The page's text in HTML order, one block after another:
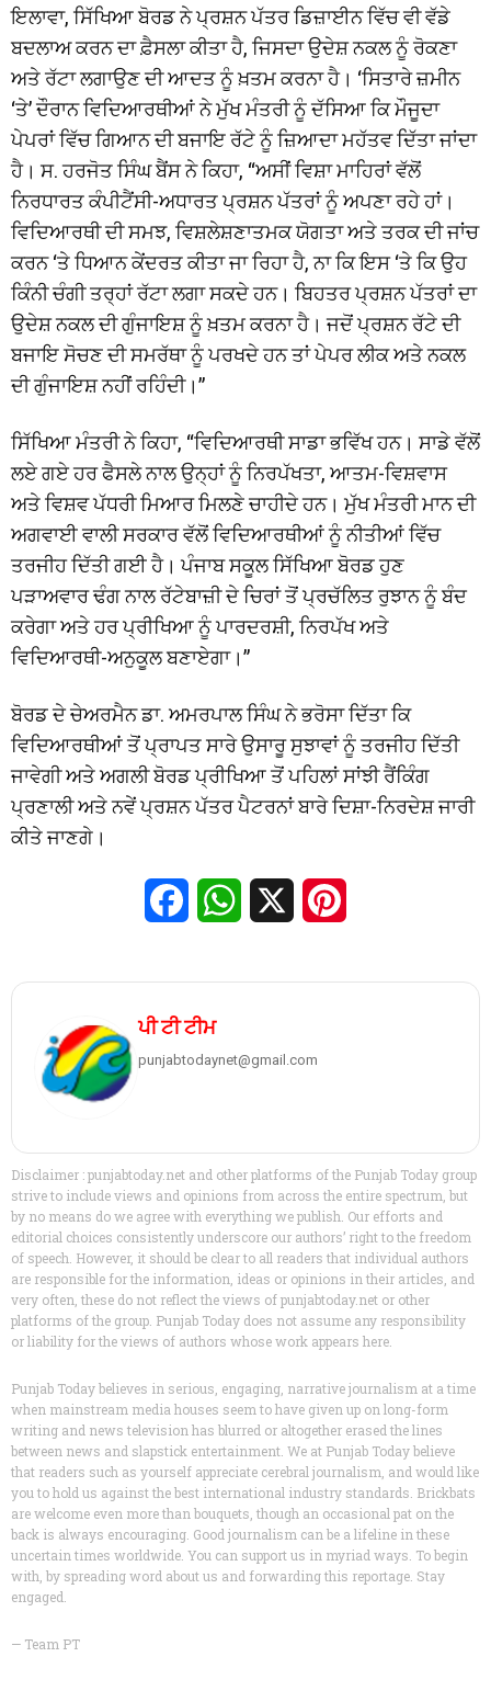
ਇਲਾਵਾ, ਸਿੱਖਿਆ ਬੋਰਡ ਨੇ ਪ੍ਰਸ਼ਨ ਪੱਤਰ ਡਿਜ਼ਾਈਨ ਵਿੱਚ ਵੀ ਵੱਡੇ
ਬਦਲਾਅ ਕਰਨ ਦਾ ਫ਼ੈਸਲਾ ਕੀਤਾ ਹੈ, ਜਿਸਦਾ ਉਦੇਸ਼ ਨਕਲ ਨੂੰ ਰੋਕਣਾ
ਅਤੇ ਰੱਟਾ ਲਗਾਉਣ ਦੀ ਆਦਤ ਨੂੰ ਖ਼ਤਮ ਕਰਨਾ ਹੈ। ‘ਸਿਤਾਰੇ ਜ਼ਮੀਨ
‘ਤੇ’ ਦੌਰਾਨ ਵਿਦਿਆਰਥੀਆਂ ਨੇ ਮੁੱਖ ਮੰਤਰੀ ਨੂੰ ਦੱਸਿਆ ਕਿ ਮੌਜੂਦਾ
ਪੇਪਰਾਂ ਵਿੱਚ ਗਿਆਨ ਦੀ ਬਜਾਇ ਰੱਟੇ ਨੂੰ ਜ਼ਿਆਦਾ ਮਹੱਤਵ ਦਿੱਤਾ ਜਾਂਦਾ
ਹੈ। ਸ. ਹਰਜੋਤ ਸਿੰਘ ਬੈਂਸ ਨੇ ਕਿਹਾ, “ਅਸੀਂ ਵਿਸ਼ਾ ਮਾਹਿਰਾਂ ਵੱਲੋਂ
ਨਿਰਧਾਰਤ ਕੰਪੀਟੈਂਸੀ-ਅਧਾਰਤ ਪ੍ਰਸ਼ਨ ਪੱਤਰਾਂ ਨੂੰ ਅਪਣਾ ਰਹੇ ਹਾਂ।
ਵਿਦਿਆਰਥੀ ਦੀ ਸਮਝ, ਵਿਸ਼ਲੇਸ਼ਣਾਤਮਕ ਯੋਗਤਾ ਅਤੇ ਤਰਕ ਦੀ ਜਾਂਚ
ਕਰਨ ‘ਤੇ ਧਿਆਨ ਕੇਂਦਰਤ ਕੀਤਾ ਜਾ ਰਿਹਾ ਹੈ, ਨਾ ਕਿ ਇਸ ‘ਤੇ ਕਿ ਉਹ
ਕਿੰਨੀ ਚੰਗੀ ਤਰ੍ਹਾਂ ਰੱਟਾ ਲਗਾ ਸਕਦੇ ਹਨ। ਬਿਹਤਰ ਪ੍ਰਸ਼ਨ ਪੱਤਰਾਂ ਦਾ
ਉਦੇਸ਼ ਨਕਲ ਦੀ ਗੁੰਜਾਇਸ਼ ਨੂੰ ਖ਼ਤਮ ਕਰਨਾ ਹੈ। ਜਦੋਂ ਪ੍ਰਸ਼ਨ ਰੱਟੇ ਦੀ
ਬਜਾਇ ਸੋਚਣ ਦੀ ਸਮਰੱਥਾ ਨੂੰ ਪਰਖਦੇ ਹਨ ਤਾਂ ਪੇਪਰ ਲੀਕ ਅਤੇ ਨਕਲ
ਦੀ ਗੁੰਜਾਇਸ਼ ਨਹੀਂ ਰਹਿੰਦੀ।”
ਸਿੱਖਿਆ ਮੰਤਰੀ ਨੇ ਕਿਹਾ, “ਵਿਦਿਆਰਥੀ ਸਾਡਾ ਭਵਿੱਖ ਹਨ। ਸਾਡੇ ਵੱਲੋਂ
ਲਏ ਗਏ ਹਰ ਫੈਸਲੇ ਨਾਲ ਉਨ੍ਹਾਂ ਨੂੰ ਨਿਰਪੱਖਤਾ, ਆਤਮ-ਵਿਸ਼ਵਾਸ
ਅਤੇ ਵਿਸ਼ਵ ਪੱਧਰੀ ਮਿਆਰ ਮਿਲਣੇ ਚਾਹੀਦੇ ਹਨ। ਮੁੱਖ ਮੰਤਰੀ ਮਾਨ ਦੀ
ਅਗਵਾਈ ਵਾਲੀ ਸਰਕਾਰ ਵੱਲੋਂ ਵਿਦਿਆਰਥੀਆਂ ਨੂੰ ਨੀਤੀਆਂ ਵਿੱਚ
ਤਰਜੀਹ ਦਿੱਤੀ ਗਈ ਹੈ। ਪੰਜਾਬ ਸਕੂਲ ਸਿੱਖਿਆ ਬੋਰਡ ਹੁਣ
ਪੜਾਅਵਾਰ ਢੰਗ ਨਾਲ ਰੱਟੇਬਾਜ਼ੀ ਦੇ ਚਿਰਾਂ ਤੋਂ ਪ੍ਰਚੱਲਿਤ ਰੁਝਾਨ ਨੂੰ ਬੰਦ
ਕਰੇਗਾ ਅਤੇ ਹਰ ਪ੍ਰੀਖਿਆ ਨੂੰ ਪਾਰਦਰਸ਼ੀ, ਨਿਰਪੱਖ ਅਤੇ
ਵਿਦਿਆਰਥੀ-ਅਨੁਕੂਲ ਬਣਾਏਗਾ।”
ਬੋਰਡ ਦੇ ਚੇਅਰਮੈਨ ਡਾ. ਅਮਰਪਾਲ ਸਿੰਘ ਨੇ ਭਰੋਸਾ ਦਿੱਤਾ ਕਿ
ਵਿਦਿਆਰਥੀਆਂ ਤੋਂ ਪ੍ਰਾਪਤ ਸਾਰੇ ਉਸਾਰੂ ਸੁਝਾਵਾਂ ਨੂੰ ਤਰਜੀਹ ਦਿੱਤੀ
ਜਾਵੇਗੀ ਅਤੇ ਅਗਲੀ ਬੋਰਡ ਪ੍ਰੀਖਿਆ ਤੋਂ ਪਹਿਲਾਂ ਸਾਂਝੀ ਰੈਂਕਿੰਗ
ਪ੍ਰਣਾਲੀ ਅਤੇ ਨਵੇਂ ਪ੍ਰਸ਼ਨ ਪੱਤਰ ਪੈਟਰਨਾਂ ਬਾਰੇ ਦਿਸ਼ਾ-ਨਿਰਦੇਸ਼ ਜਾਰੀ
ਕੀਤੇ ਜਾਣਗੇ।
FacebookWhatsApp
ਪੀ ਟੀ ਟੀਮ
punjabtodaynet@gmail.com
Disclaimer : punjabtoday.net and other platforms of the Punjab Today group
strive to include views and opinions from across the entire spectrum, but
by no means do we agree with everything we publish. Our efforts and
editorial choices consistently underscore our authors’ right to the freedom
of speech. However, it should be clear to all readers that individual authors
are responsible for the information, ideas or opinions in their articles, and
very often, these do not reflect the views of punjabtoday.net or other
platforms of the group. Punjab Today does not assume any responsibility
or liability for the views of authors whose work appears here.
Punjab Today believes in serious, engaging, narrative journalism at a time
when mainstream media houses seem to have given up on long-form
writing and news television has blurred or altogether erased the lines
between news and slapstick entertainment. We at Punjab Today believe
that readers such as yourself appreciate cerebral journalism, and would like
you to hold us against the best international industry standards. Brickbats
are welcome even more than bouquets, though an occasional pat on the
back is always encouraging. Good journalism can be a lifeline in these
uncertain times worldwide. You can support us in myriad ways. To begin
with, by spreading word about us and forwarding this reportage. Stay
engaged.
— Team PT